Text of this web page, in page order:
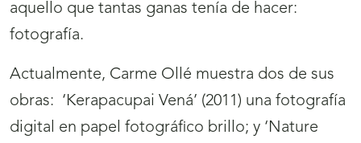
aquello que tantas ganas tenía de hacer:
fotografía.
Actualmente, Carme Ollé muestra dos de sus
obras: ‘Kerapacupai Vená’ (2011) una fotografía
digital en papel fotográfico brillo; y ‘Nature